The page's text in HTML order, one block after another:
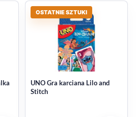
OSTATNIE SZTUKI
UNO Gra karciana Lilo and
Stitch